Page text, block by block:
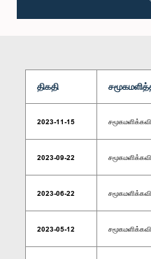
திகதி
2023-11-15
2023-09-22
2023-06-22
2023-05-12